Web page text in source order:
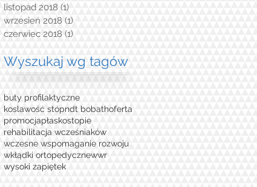
listopad 2018 (1)
wrzesień 2018 (1)
czerwiec 2018 (1)
Wyszukaj wg tagów
buty profilaktyczne
koslawość stópndt bobathoferta
promocjapłaskostopie
rehabilitacja wcześniaków
wczesne wspomaganie rozwoju
wkłądki ortopedycznewwr
wysoki zapiętek